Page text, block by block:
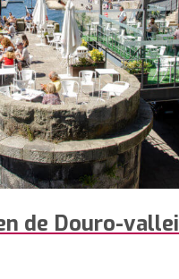
de Douro-vallei